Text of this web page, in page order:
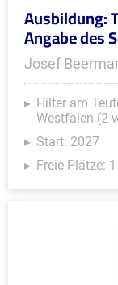
Ausbildung:
Angabe des
Josef
Hilter am
Westfalen (2
Start: 2027
Freie Plätze: 1